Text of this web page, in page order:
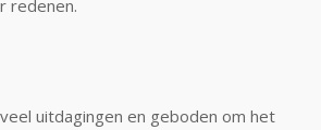
redenen.
uitdagingen en geboden om het